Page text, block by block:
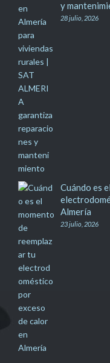
y
28 julio, 2026
Cuándo es
Almería
23 julio, 2026